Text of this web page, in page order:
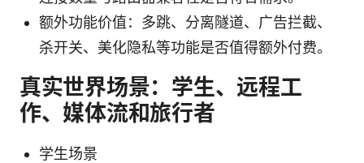
额外功能价值：多跳、分离隧道、广告拦截、
杀开关、美化隐私等功能是否值得额外付费。
真实世界场景：学生、远程工
作、媒体流和旅行者
学生场景